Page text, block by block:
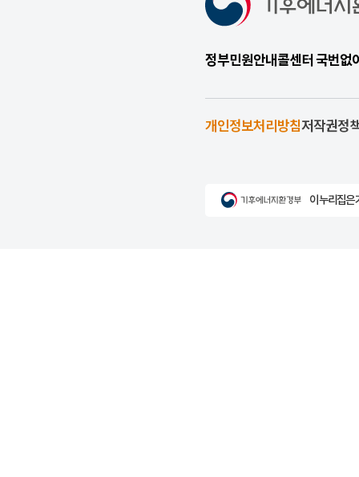
정부민원안내콜센터 국번
개인정보처리방침저작권정
이 누리집은